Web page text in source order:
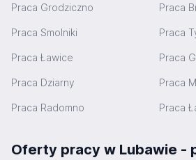
Praca Grodziczno Praca
Praca Smolniki Praca
Praca Ławice Praca
Praca Dziarny Praca
Praca Radomno Praca
Oferty pracy w Lubawie -